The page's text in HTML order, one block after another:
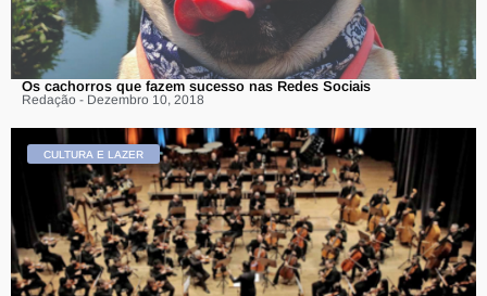
Os cachorros que fazem sucesso nas Redes Sociais
Redação - Dezembro 10, 2018
CULTURA E LAZER